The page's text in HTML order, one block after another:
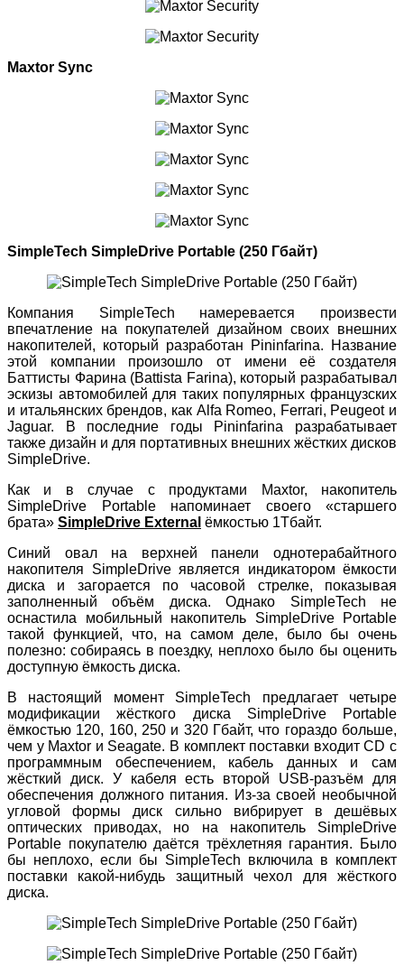
Maxtor Sync
SimpleTech SimpleDrive Portable (250 Гбайт)
Компания SimpleTech намеревается произвести
впечатление на покупателей дизайном своих внешних
накопителей, который разработан Pininfarina. Название
этой компании произошло от имени её создателя
Баттисты Фарина (Battista Farina), который разрабатывал
эскизы автомобилей для таких популярных французских
и итальянских брендов, как Alfa Romeo, Ferrari, Peugeot и
Jaguar. В последние годы Pininfarina разрабатывает
также дизайн и для портативных внешних жёстких дисков
SimpleDrive.
Как и в случае с продуктами Maxtor, накопитель
SimpleDrive Portable напоминает своего «старшего
брата» SimpleDrive External ёмкостью 1Тбайт.
Синий овал на верхней панели однотерабайтного
накопителя SimpleDrive является индикатором ёмкости
диска и загорается по часовой стрелке, показывая
заполненный объём диска. Однако SimpleTech не
оснастила мобильный накопитель SimpleDrive Portable
такой функцией, что, на самом деле, было бы очень
полезно: собираясь в поездку, неплохо было бы оценить
доступную ёмкость диска.
В настоящий момент SimpleTech предлагает четыре
модификации жёсткого диска SimpleDrive Portable
ёмкостью 120, 160, 250 и 320 Гбайт, что гораздо больше,
чем у Maxtor и Seagate. В комплект поставки входит CD с
программным обеспечением, кабель данных и сам
жёсткий диск. У кабеля есть второй USB-разъём для
обеспечения должного питания. Из-за своей необычной
угловой формы диск сильно вибрирует в дешёвых
оптических приводах, но на накопитель SimpleDrive
Portable покупателю даётся трёхлетняя гарантия. Было
бы неплохо, если бы SimpleTech включила в комплект
поставки какой-нибудь защитный чехол для жёсткого
диска.